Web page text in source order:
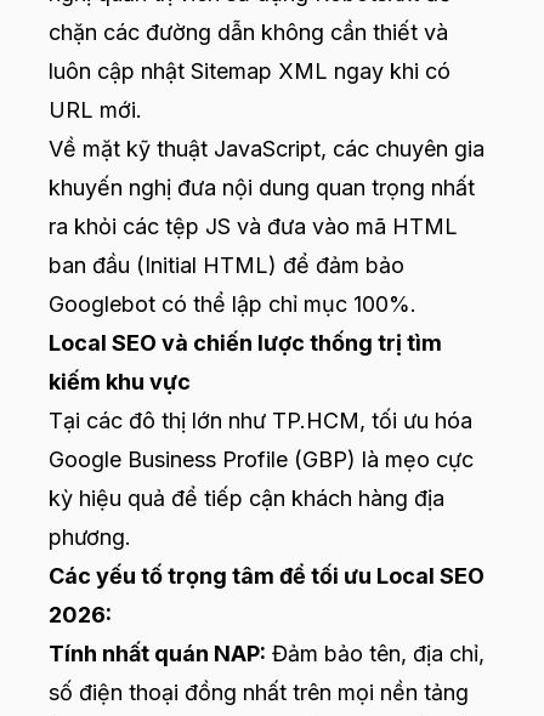
chặn các đường dẫn không cần thiết và
luôn cập nhật Sitemap XML ngay khi có
URL mới.
Về mặt kỹ thuật JavaScript, các chuyên gia
khuyến nghị đưa nội dung quan trọng nhất
ra khỏi các tệp JS và đưa vào mã HTML
ban đầu (Initial HTML) để đảm bảo
Googlebot có thể lập chỉ mục 100%.
Local SEO và chiến lược thống trị tìm
kiếm khu vực
Tại các đô thị lớn như TP.HCM, tối ưu hóa
Google Business Profile (GBP) là mẹo cực
kỳ hiệu quả để tiếp cận khách hàng địa
phương.
Các yếu tố trọng tâm để tối ưu Local SEO
2026:
Tính nhất quán NAP: Đảm bảo tên, địa chỉ,
số điện thoại đồng nhất trên mọi nền tảng